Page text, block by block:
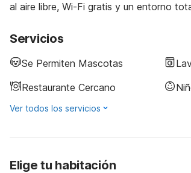
al aire libre, Wi-Fi gratis y un entorno
Servicios
Se Permiten Mascotas
Restaurante Cercano
Ver todos los servicios
Elige tu habitación